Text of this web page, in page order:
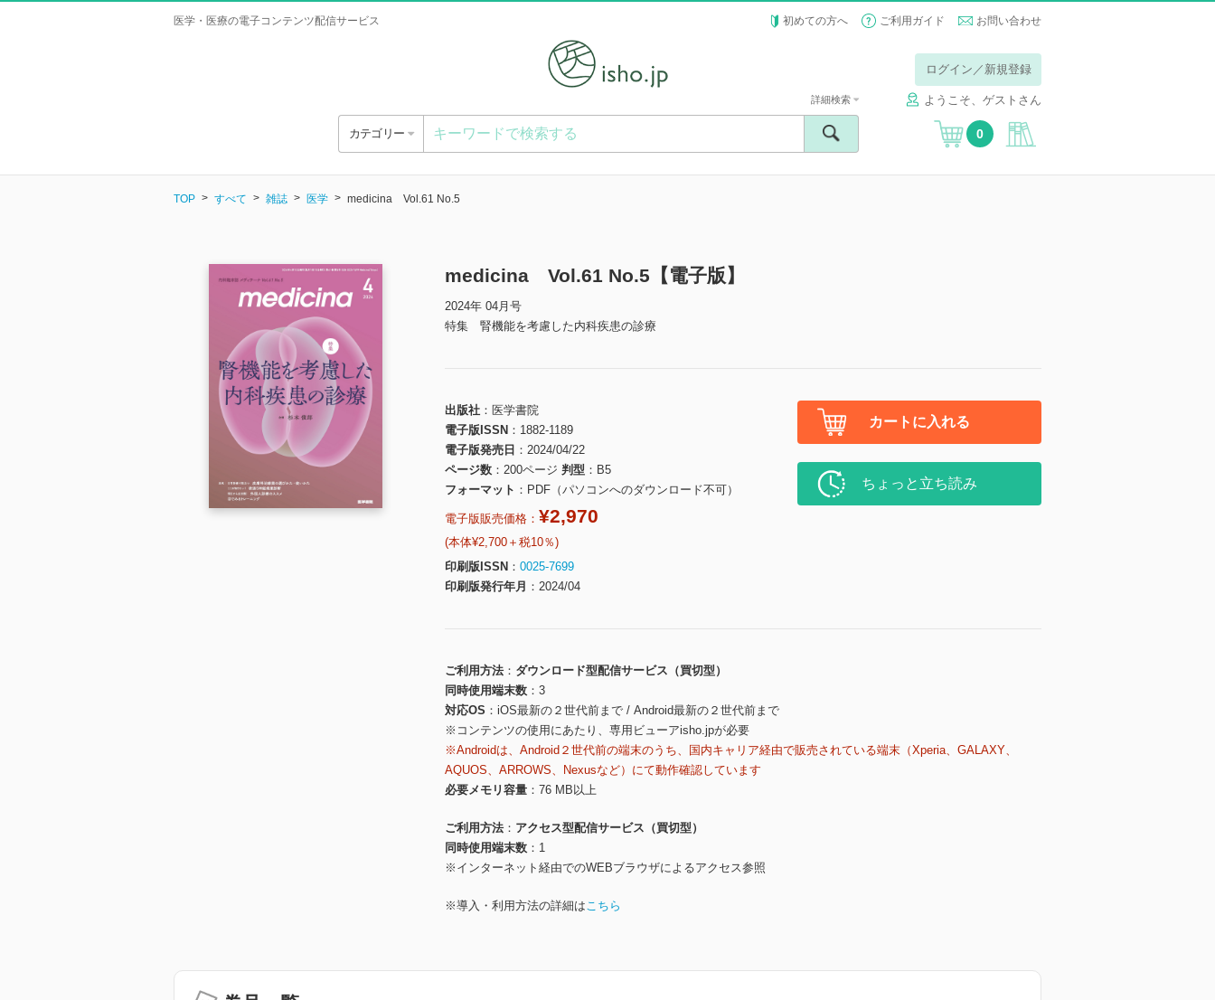
医学・医療の電子コンテンツ配信サービス 初めての方へ ご利用ガイド お問い合わせ
ログイン／新規登録
ようこそ、ゲストさん
カテゴリー
詳細検索
0
TOP すべて 雑誌 医学 medicina Vol.61 No.5
medicina Vol.61 No.5【電子版】
2024年 04月号
特集 腎機能を考慮した内科疾患の診療
出版社
医学書院
電子版ISSN
1882-1189
電子版発売日
2024/04/22
ページ数
200ページ 判型
B5
フォーマット
PDF（パソコンへのダウンロード不可）
電子版販売価格： ¥2,970
(本体¥2,700＋税10％)
印刷版ISSN
0025-7699
印刷版発行年月
2024/04
カートに入れる
ちょっと立ち読み
ご利用方法
ダウンロード型配信サービス（買切型）
同時使用端末数
3
対応OS
iOS最新の２世代前まで / Android最新の２世代前まで
※コンテンツの使用にあたり、専用ビューアisho.jpが必要
※Androidは、Android２世代前の端末のうち、国内キャリア経由で販売されている端末（Xperia、GALAXY、
AQUOS、ARROWS、Nexusなど）にて動作確認しています
必要メモリ容量
76 MB以上
ご利用方法
アクセス型配信サービス（買切型）
同時使用端末数
1
※インターネット経由でのWEBブラウザによるアクセス参照
※導入・利用方法の詳細はこちら